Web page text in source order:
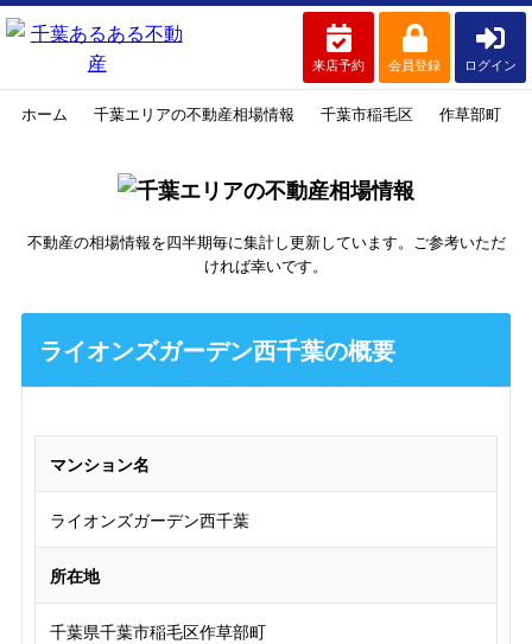
来店予約 会員登録 ログイン
ホーム 千葉エリアの不動産相場情報 千葉市稲毛区 作草部町
不動産の相場情報を四半期毎に集計し更新しています。ご参考いただ
ければ幸いです。
ライオンズガーデン西千葉の概要
マンション名
ライオンズガーデン西千葉
所在地
千葉県千葉市稲毛区作草部町